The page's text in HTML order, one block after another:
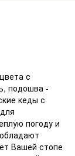
с
подошва -
кеды с
погоду и
Вашей стопе